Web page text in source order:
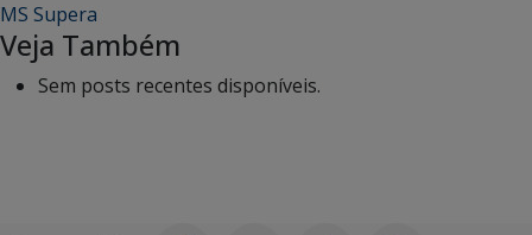
MS Supera
Veja Também
Sem posts recentes disponíveis.